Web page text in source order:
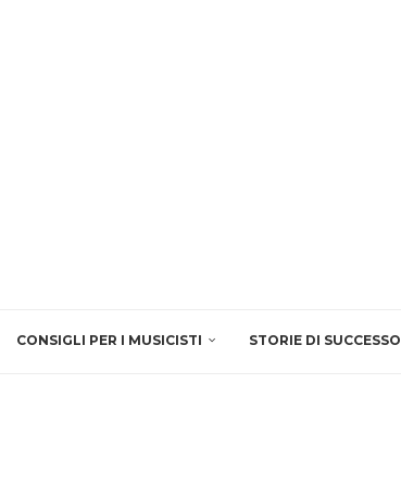
CONSIGLI PER I MUSICISTI STORIE DI SUCCESSO